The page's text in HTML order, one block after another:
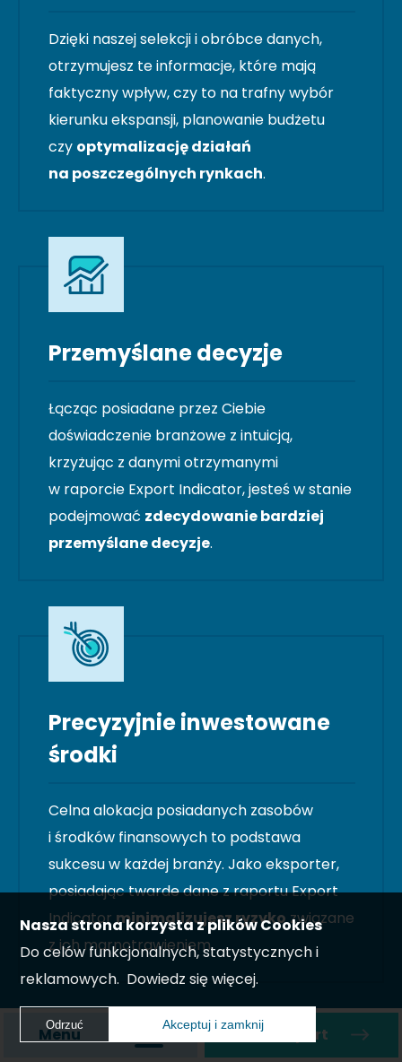
Dzięki naszej selekcji i obróbce danych,
otrzymujesz te informacje, które mają
faktyczny wpływ, czy to na trafny wybór
kierunku ekspansji, planowanie budżetu
czy optymalizację działań
na poszczególnych rynkach.
Przemyślane decyzje
Łącząc posiadane przez Ciebie
doświadczenie branżowe z intuicją,
krzyżując z danymi otrzymanymi
w raporcie Export Indicator, jesteś w stanie
podejmować zdecydowanie bardziej
przemyślane decyzje.
Precyzyjnie inwestowane
środki
Celna alokacja posiadanych zasobów
i środków finansowych to podstawa
sukcesu w każdej branży. Jako eksporter,
posiadając twarde dane z raportu Export
Indicatorminimalizujesz ryzykozwiązane
z ich marnotrawieniem.
Menu Zamów raport
Nasza strona korzysta z plików Cookies
Do celów funkcjonalnych, statystycznych i
reklamowych. Dowiedz się więcej.
Odrzuć Akceptuj i zamknij
Akceptuj i zamknij